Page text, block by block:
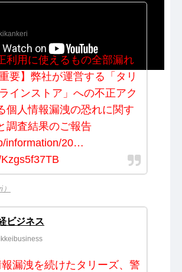
利用に使えるもの全部漏れ
要】弊社が運営する「タリ
インストア」への不正アク
個人情報漏洩の恐れに関す
調査結果のご報告
information/20…
ビジネス
漏洩を続けたタリーズ、警